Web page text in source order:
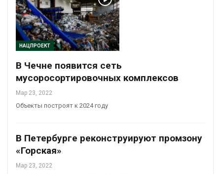
НАЦПРОЕКТ
В Чечне появится сеть
мусоросортировочных комплексов
Мар 23, 2022
Объекты построят к 2024 году
В Петербурге реконструируют промзону
«Горская»
Мар 23, 2022